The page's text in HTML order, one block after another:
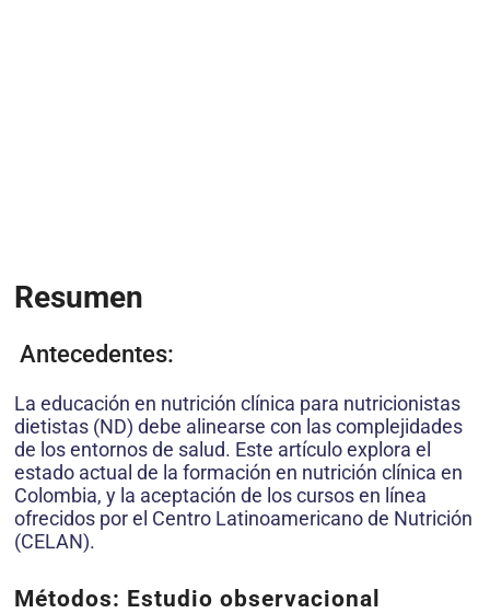
Resumen
Antecedentes:
La educación en nutrición clínica para nutricionistas
dietistas (ND) debe alinearse con las complejidades
de los entornos de salud. Este artículo explora el
estado actual de la formación en nutrición clínica en
Colombia, y la aceptación de los cursos en línea
ofrecidos por el Centro Latinoamericano de Nutrición
(CELAN).
Métodos: Estudio observacional